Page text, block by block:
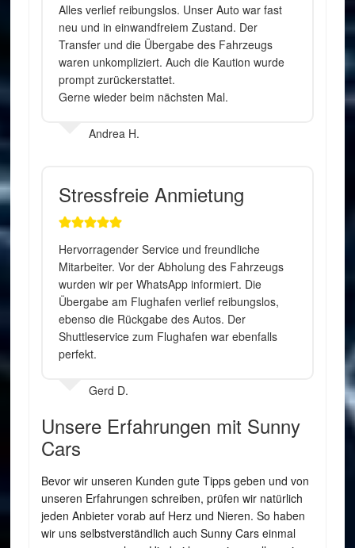
Alles verlief reibungslos. Unser Auto war fast
neu und in einwandfreiem Zustand. Der
Transfer und die Übergabe des Fahrzeugs
waren unkompliziert. Auch die Kaution wurde
prompt zurückerstattet.
Gerne wieder beim nächsten Mal.
Andrea H.
Stressfreie Anmietung
Hervorragender Service und freundliche
Mitarbeiter. Vor der Abholung des Fahrzeugs
wurden wir per WhatsApp informiert. Die
Übergabe am Flughafen verlief reibungslos,
ebenso die Rückgabe des Autos. Der
Shuttleservice zum Flughafen war ebenfalls
perfekt.
Gerd D.
Unsere Erfahrungen mit Sunny
Cars
Bevor wir unseren Kunden gute Tipps geben und von
unseren Erfahrungen schreiben, prüfen wir natürlich
jeden Anbieter vorab auf Herz und Nieren. So haben
wir uns selbstverständlich auch Sunny Cars einmal